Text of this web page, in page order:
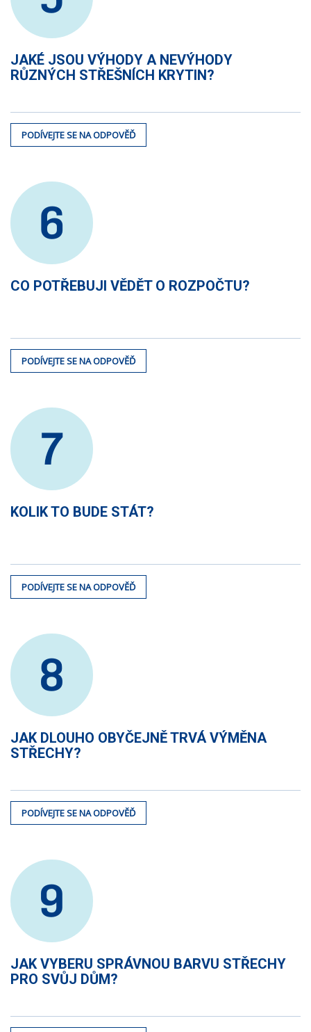
JAKÉ JSOU VÝHODY A NEVÝHODY
RŮZNÝCH STŘEŠNÍCH KRYTIN?
PODÍVEJTE SE NA ODPOVĚĎ
6
CO POTŘEBUJI VĚDĚT O ROZPOČTU?
PODÍVEJTE SE NA ODPOVĚĎ
7
KOLIK TO BUDE STÁT?
PODÍVEJTE SE NA ODPOVĚĎ
8
JAK DLOUHO OBYČEJNĚ TRVÁ VÝMĚNA
STŘECHY?
PODÍVEJTE SE NA ODPOVĚĎ
9
JAK VYBERU SPRÁVNOU BARVU STŘECHY
PRO SVŮJ DŮM?